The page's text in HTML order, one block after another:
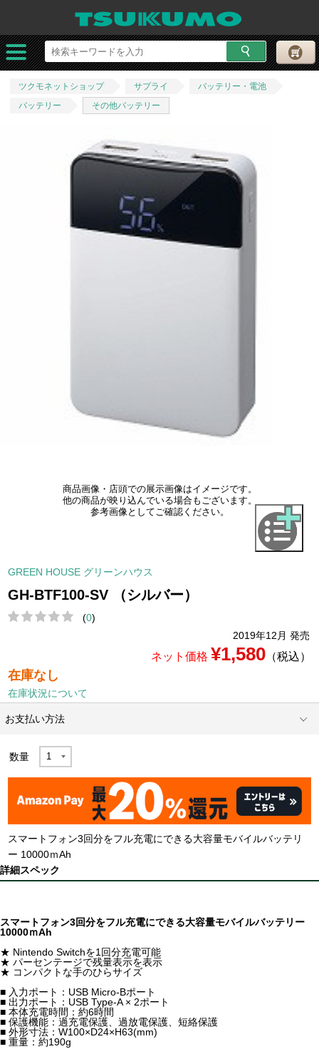
ツクモネットショップ サプライ
バッテリー・電池
バッテリー
その他バッテリー
商品画像・店頭での展示画像はイメージです。
他の商品が映り込んでいる場合もございます。
参考画像としてご確認ください。
GREEN HOUSE グリーンハウス
GH-BTF100-SV （シルバー）
(0)
2019年12月 発売
ネット価格 ¥1,580（税込）
在庫なし
在庫状況について
お支払い方法
数量
スマートフォン3回分をフル充電にできる大容量モバイルバッテリ
ー 10000ｍAh
詳細スペック
スマートフォン3回分をフル充電にできる大容量モバイルバッテリー
10000ｍAh
★ Nintendo Switchを1回分充電可能
★ パーセンテージで残量表示を表示
★ コンパクトな手のひらサイズ
■ 入力ポート：USB Micro-Bポート
■ 出力ポート：USB Type-A × 2ポート
■ 本体充電時間：約6時間
■ 保護機能：過充電保護、過放電保護、短絡保護
■ 外形寸法：W100×D24×H63(mm)
■ 重量：約190g